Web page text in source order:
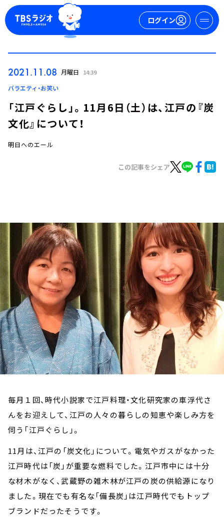
ログイン
ログイン
お知らせ
イベント・グッズ
YouTube
会社情報
2021.11.08 月曜日 14:39
バラエティ・お笑い
「江戸ぐらし」。11月6日（土）は、江戸の『炭
文化』について！
明日へのエール
この記事をシェア
毎月１回、時代小説家で江戸料理・文化研究家の車浮代さ
んをお迎えして、江戸の人々の暮らしの知恵や楽しみ方を
伺う「江戸ぐらし」。
11月は、江戸の「炭文化」について。電気やガスがなかった
江戸時代は「炭」が重要な燃料でした。江戸市中には十分
な材木がなく、武蔵野の雑木林が江戸の炭の供給源になり
ました。現在でも有名な「備長炭」は江戸時代でもトップ
ブランドだったそうです。